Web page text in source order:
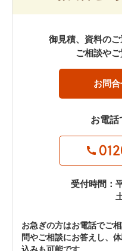
御見積、資料の
ご相談や
お問
お電話
受付時間：
お急ぎの方はお電話でご
問やご相談にお答えし、